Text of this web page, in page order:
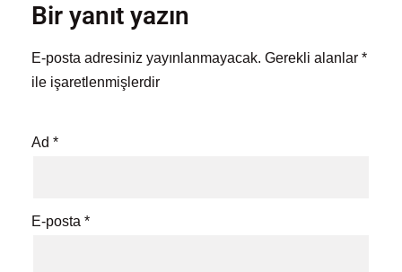
Bir yanıt yazın
E-posta adresiniz yayınlanmayacak. Gerekli alanlar *
ile işaretlenmişlerdir
Ad *
E-posta *